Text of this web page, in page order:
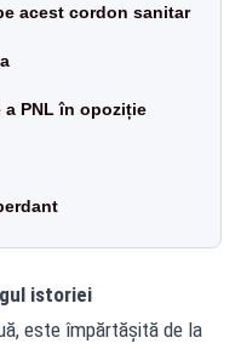
acest cordon sanitar
a PNL în opoziție
istoriei
este împărtășită de la